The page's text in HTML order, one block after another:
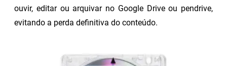
ouvir, editar ou arquivar no Google Drive ou pendrive,
evitando a perda definitiva do conteúdo.